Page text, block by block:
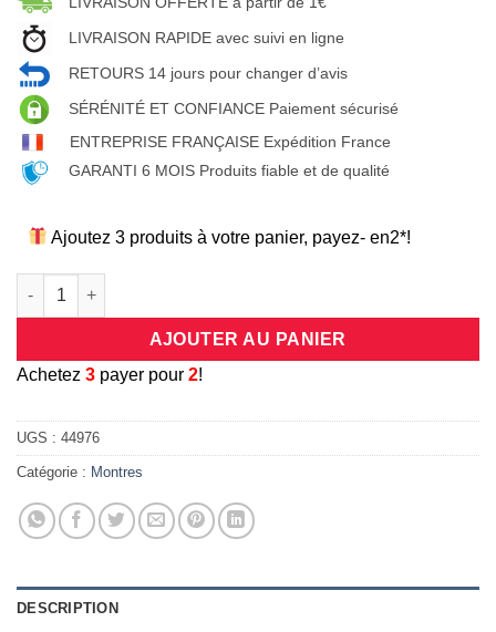
LIVRAISON RAPIDE avec suivi en ligne
RETOURS 14 jours pour changer d’avis
SÉRÉNITÉ ET CONFIANCE Paiement sécurisé
ENTREPRISE FRANÇAISE Expédition France
GARANTI 6 MOIS Produits fiable et de qualité
Ajoutez 3 produits à votre panier, payez- en2*!
quantité de Montre quartz tendance sport noire/ lunette bleue
AJOUTER AU PANIER
Achetez 3 payer pour 2!
UGS : 44976
Catégorie : Montres
DESCRIPTION